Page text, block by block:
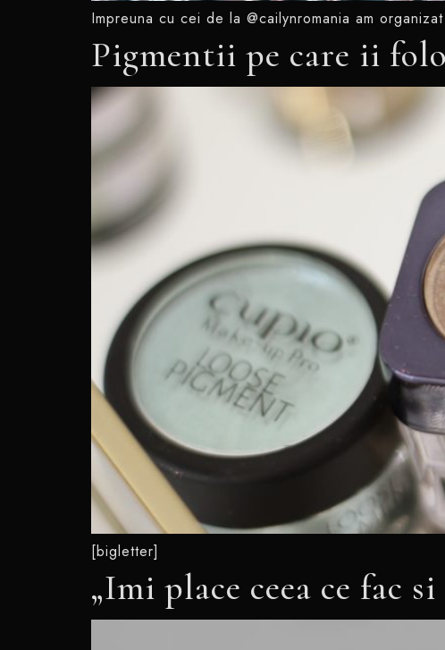
Impreuna cu cei de la @cailynromania am
Pigmentii pe care ii
[bigletter]
„Imi place ceea ce fac